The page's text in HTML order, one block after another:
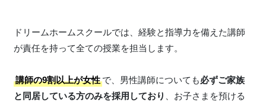
ドリームホームスクールでは、経験と指導力を備えた講師
が責任を持って全ての授業を担当します。
講師の9割以上が女性で、男性講師についても必ずご家族
と同居している方のみを採用しており
、お子さまを預ける